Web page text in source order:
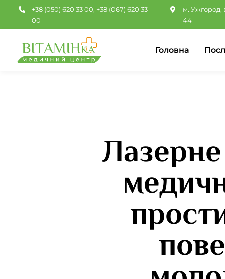
Перейти+38 (050) 620 33 00, +38 (067) 620 33
00
м. Ужгород,
44
Головна